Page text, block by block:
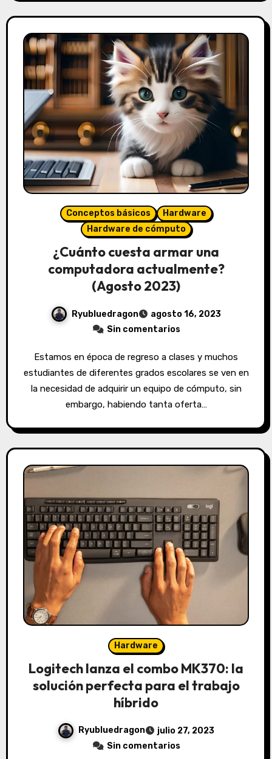
Conceptos básicos
Hardware
Hardware de cómputo
¿Cuánto cuesta armar una
computadora actualmente?
(Agosto 2023)
Ryubluedragon
agosto 16, 2023
Sin comentarios
Estamos en época de regreso a clases y muchos
estudiantes de diferentes grados escolares se ven en
la necesidad de adquirir un equipo de cómputo, sin
embargo, habiendo tanta oferta…
Hardware
Logitech lanza el combo MK370: la
solución perfecta para el trabajo
híbrido
Ryubluedragon
julio 27, 2023
Sin comentarios